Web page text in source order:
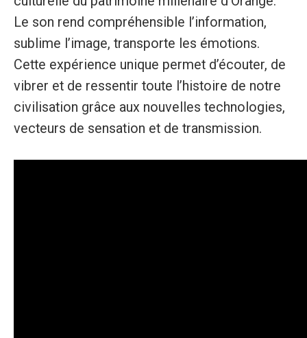
Le son rend compréhensible l’information,
sublime l’image, transporte les émotions.
Cette expérience unique permet d’écouter, de
vibrer et de ressentir toute l’histoire de notre
civilisation grâce aux nouvelles technologies,
vecteurs de sensation et de transmission.